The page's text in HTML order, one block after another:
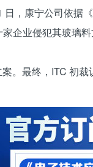
，康宁公司依据
企业侵犯其玻璃
。最终，ITC 初